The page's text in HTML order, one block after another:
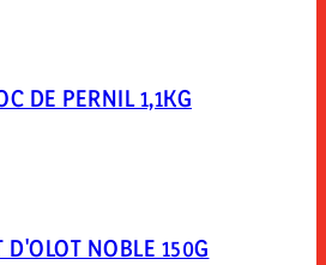
DE PERNIL 1,1KG
D'OLOT NOBLE 150G